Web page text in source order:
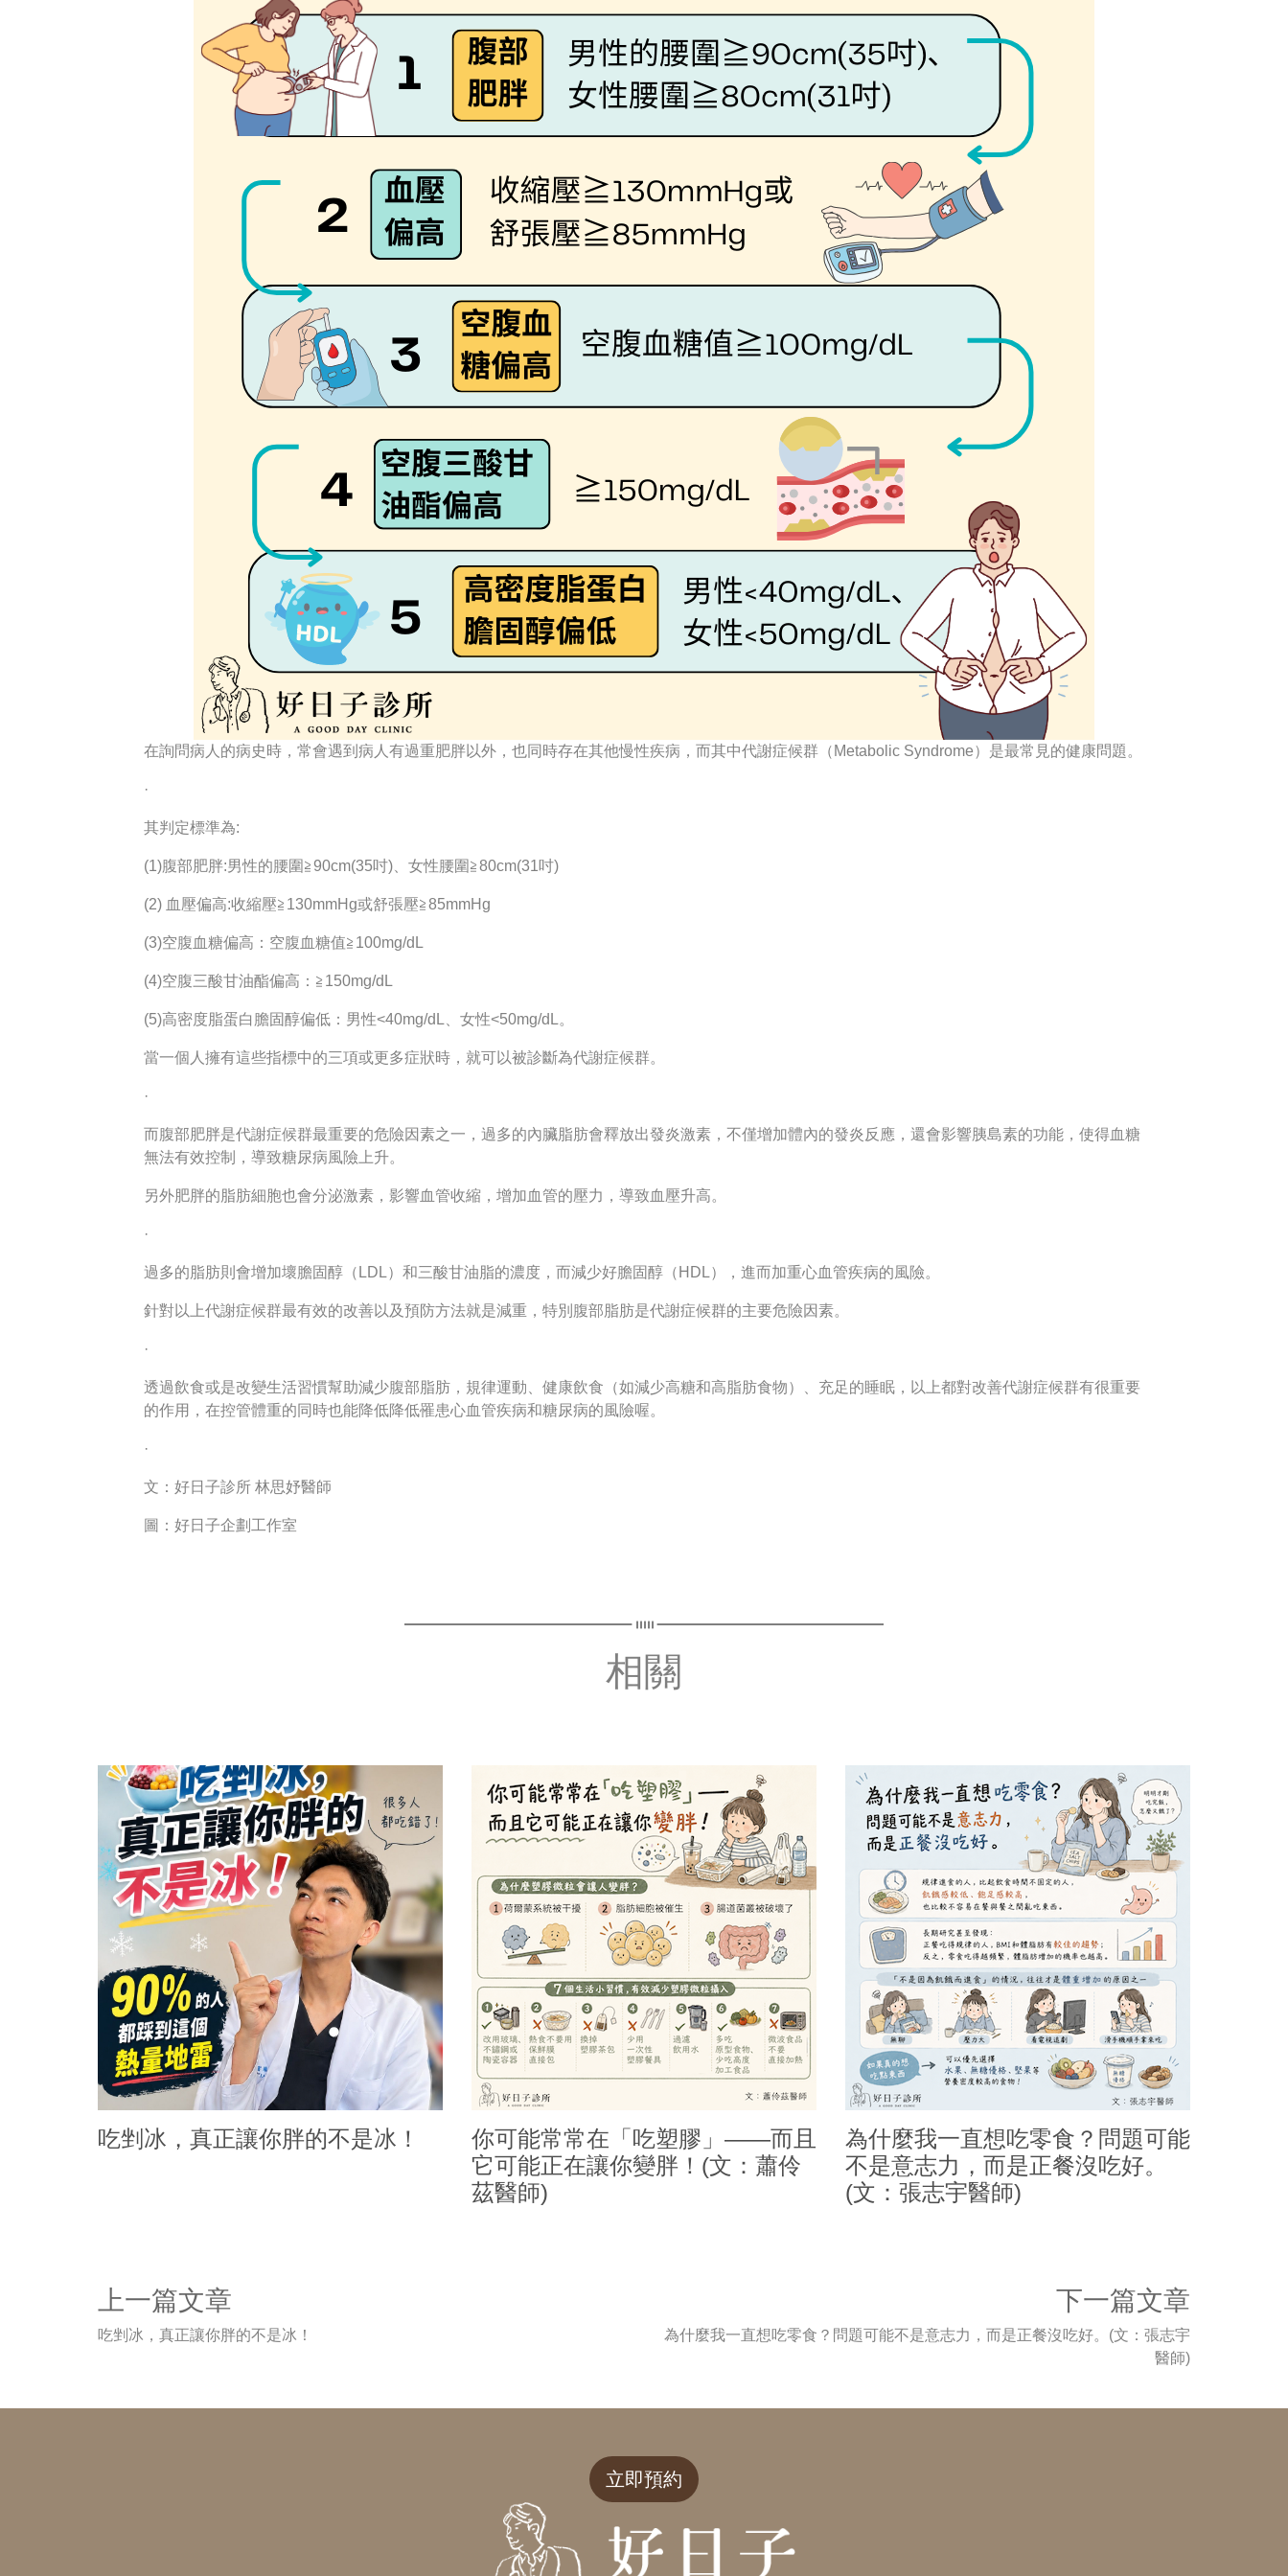
在詢問病人的病史時，常會遇到病人有過重肥胖以外，也同時存在其他慢性疾病，而其中代謝症候群（Metabolic Syndrome）是最常見的健康問題。
·
其判定標準為:
(1)腹部肥胖:男性的腰圍≧90cm(35吋)、女性腰圍≧80cm(31吋)
(2) 血壓偏高:收縮壓≧130mmHg或舒張壓≧85mmHg
(3)空腹血糖偏高：空腹血糖值≧100mg/dL
(4)空腹三酸甘油酯偏高：≧150mg/dL
(5)高密度脂蛋白膽固醇偏低：男性<40mg/dL、女性<50mg/dL。
當一個人擁有這些指標中的三項或更多症狀時，就可以被診斷為代謝症候群。
·
而腹部肥胖是代謝症候群最重要的危險因素之一，過多的內臟脂肪會釋放出發炎激素，不僅增加體內的發炎反應，還會影響胰島素的功能，使得血糖
無法有效控制，導致糖尿病風險上升。
另外肥胖的脂肪細胞也會分泌激素，影響血管收縮，增加血管的壓力，導致血壓升高。
·
過多的脂肪則會增加壞膽固醇（LDL）和三酸甘油脂的濃度，而減少好膽固醇（HDL），進而加重心血管疾病的風險。
針對以上代謝症候群最有效的改善以及預防方法就是減重，特別腹部脂肪是代謝症候群的主要危險因素。
·
透過飲食或是改變生活習慣幫助減少腹部脂肪，規律運動、健康飲食（如減少高糖和高脂肪食物）、充足的睡眠，以上都對改善代謝症候群有很重要
的作用，在控管體重的同時也能降低降低罹患心血管疾病和糖尿病的風險喔。
·
文：好日子診所 林思妤醫師
圖：好日子企劃工作室
相關
吃剉冰，真正讓你胖的不是冰！
你可能常常在「吃塑膠」——而且
它可能正在讓你變胖！(文：蕭伶
茲醫師)
為什麼我一直想吃零食？問題可能
不是意志力，而是正餐沒吃好。
(文：張志宇醫師)
上一篇文章
吃剉冰，真正讓你胖的不是冰！
下一篇文章
為什麼我一直想吃零食？問題可能不是意志力，而是正餐沒吃好。(文：張志宇
醫師)
立即預約